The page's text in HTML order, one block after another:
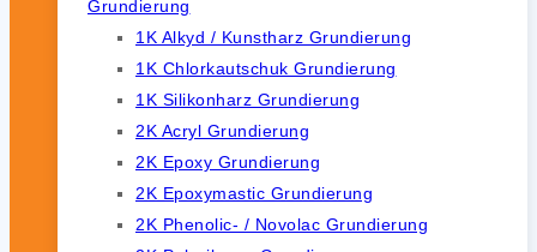
Grundierung
1K Alkyd / Kunstharz Grundierung
1K Chlorkautschuk Grundierung
1K Silikonharz Grundierung
2K Acryl Grundierung
2K Epoxy Grundierung
2K Epoxymastic Grundierung
2K Phenolic- / Novolac Grundierung